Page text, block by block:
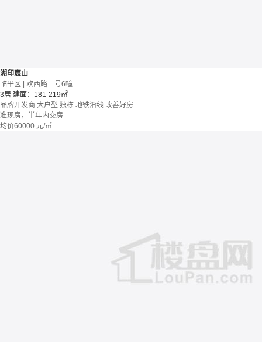
湖印宸山
临平区 | 欢西路一号6幢
3居 建面：181-219㎡
品牌开发商 大户型 独栋 地铁沿线 改善好房
准现房，半年内交房
均价60000 元/㎡